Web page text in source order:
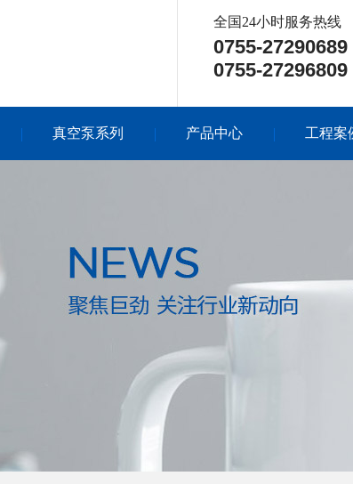
全国24小时服务热线
0755-
0755-
真空泵系列 产品中心 工程案